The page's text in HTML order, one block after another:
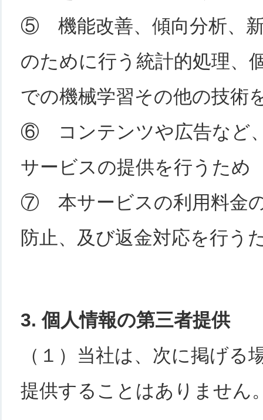
⑤ 機能改善、傾向分析、
のために行う統計的処理、
での機械学習その他の技術
⑥ コンテンツや広告など
サービスの提供を行うため
⑦ 本サービスの利用料金
防止、及び返金対応を行う
3. 個人情報の第三者提供
（１）当社は、次に掲げ
提供することはありません